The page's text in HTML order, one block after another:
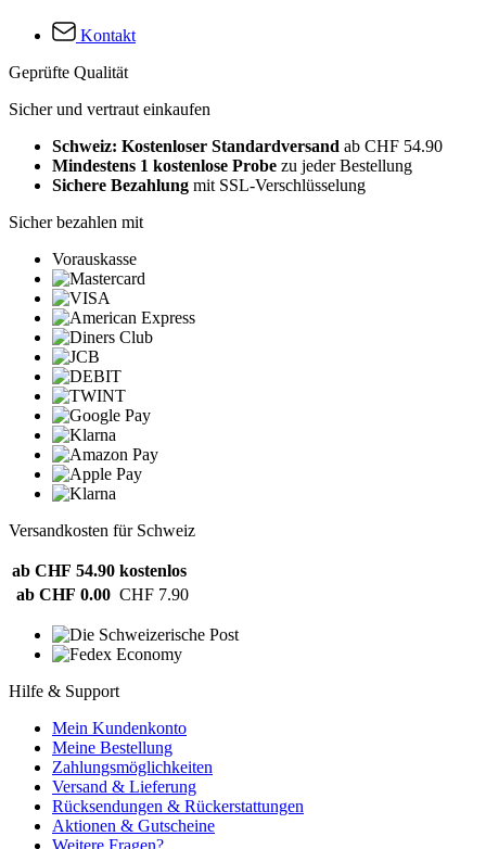
Kontakt
Geprüfte Qualität
Sicher und vertraut einkaufen
Schweiz: Kostenloser Standardversand ab CHF 54.90
Mindestens 1 kostenlose Probe zu jeder Bestellung
Sichere Bezahlung mit SSL-Verschlüsselung
Sicher bezahlen mit
Vorauskasse
Versandkosten für Schweiz
ab CHF 54.90 kostenlos
ab CHF 0.00 CHF 7.90
Hilfe & Support
Mein Kundenkonto
Meine Bestellung
Zahlungsmöglichkeiten
Versand & Lieferung
Rücksendungen & Rückerstattungen
Aktionen & Gutscheine